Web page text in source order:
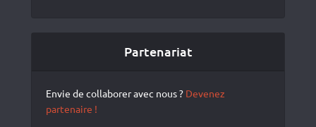
Partenariat
Envie de collaborer avec nous ? Devenez
partenaire !